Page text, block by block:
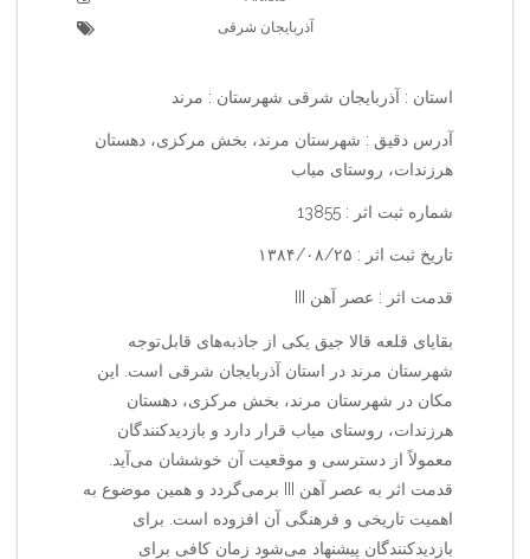
آذربایجان شرقی
استان : آذربایجان شرقی شهرستان : مرند
آدرس دقیق : شهرستان مرند، بخش مرکزی، دهستان
هرزندات، روستای میاب
شماره ثبت اثر : 13855
تاریخ ثبت اثر : ۱۳۸۴/۰۸/۲۵
قدمت اثر : عصر آهن III
بقایای قلعه قالا جیق یکی از جاذبه‌های قابل‌توجه
شهرستان مرند در استان آذربایجان شرقی است. این
مکان در شهرستان مرند، بخش مرکزی، دهستان
هرزندات، روستای میاب قرار دارد و بازدیدکنندگان
معمولاً از دسترسی و موقعیت آن خوششان می‌آید.
قدمت اثر به عصر آهن III برمی‌گردد و همین موضوع به
اهمیت تاریخی و فرهنگی آن افزوده است. برای
بازدیدکنندگان پیشنهاد می‌شود زمان کافی برای